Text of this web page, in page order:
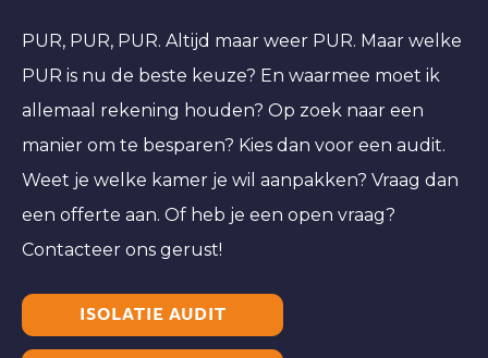
PUR, PUR, PUR. Altijd maar weer PUR. Maar welke
PUR is nu de beste keuze? En waarmee moet ik
allemaal rekening houden? Op zoek naar een
manier om te besparen? Kies dan voor een audit.
Weet je welke kamer je wil aanpakken? Vraag dan
een offerte aan. Of heb je een open vraag?
Contacteer ons gerust!
ISOLATIE AUDIT